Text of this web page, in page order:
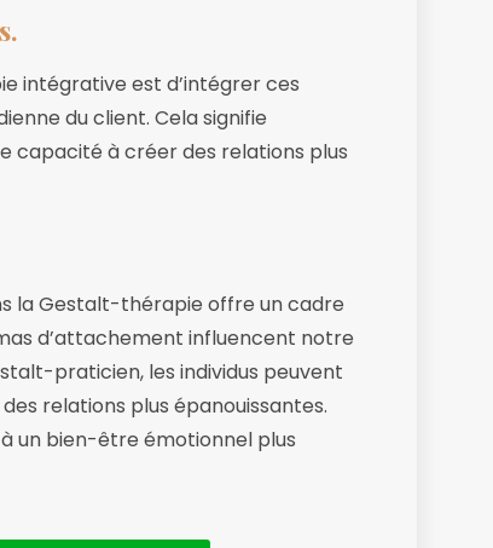
intégrative est d’intégrer ces
du client. Cela signifie
capacité à créer des relations plus
la Gestalt-thérapie offre un cadre
d’attachement influencent notre
praticien, les individus peuvent
relations plus épanouissantes.
un bien-être émotionnel plus